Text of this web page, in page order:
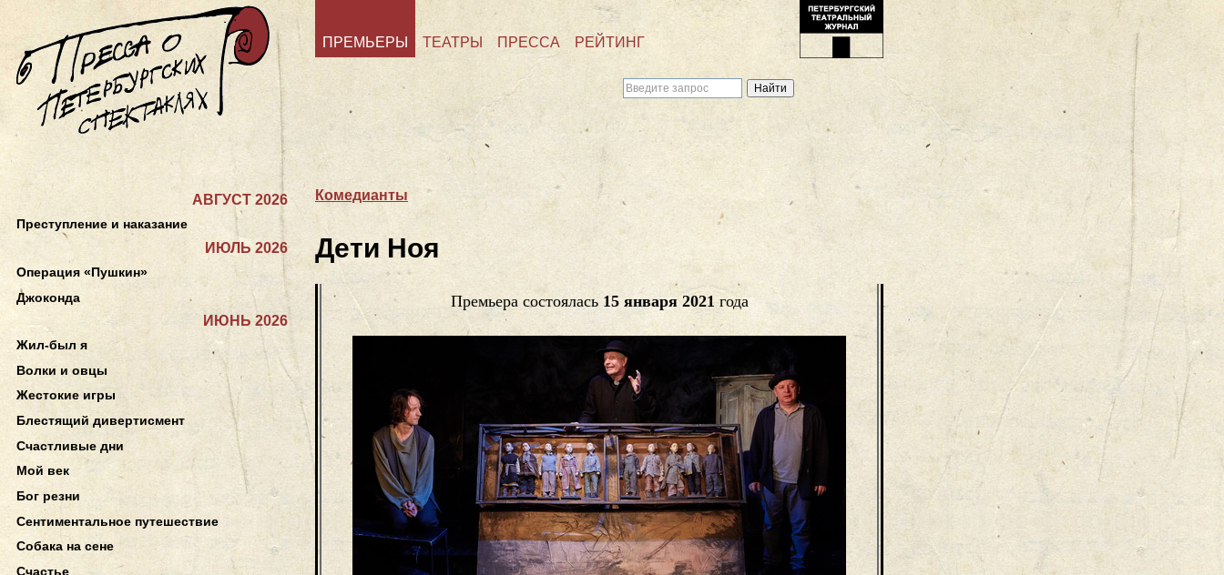
ПРЕМЬЕРЫ ТЕАТРЫ ПРЕССА РЕЙТИНГ
Комедианты
Дети Ноя
Премьера состоялась 15 января 2021года
АВГУСТ 2026
Преступление и наказание
ИЮЛЬ 2026
Операция «Пушкин»
Джоконда
ИЮНЬ 2026
Жил-был я
Волки и овцы
Жестокие игры
Блестящий дивертисмент
Счастливые дни
Мой век
Бог резни
Сентиментальное путешествие
Собака на сене
Счастье